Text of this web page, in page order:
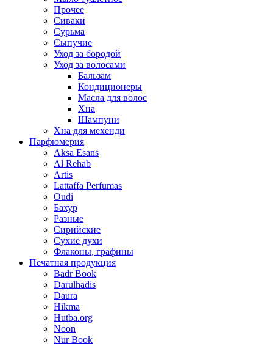
Прочее
Сиваки
Сурьма
Сыпучие
Уход за бородой
Уход за волосами
Бальзам
Кондиционеры
Масла для волос
Хна
Шампуни
Хна для мехенди
Парфюмерия
Aksa Esans
Al Rehab
Artis
Lattaffa Perfumas
Oudi
Бахур
Разные
Сирийские
Сухие духи
Флаконы, графины
Печатная продукция
Badr Book
Darulhadis
Daura
Hikma
Hutba.org
Noon
Nur Book